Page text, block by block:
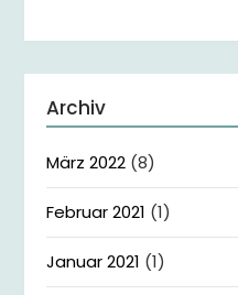
Archiv
März 2022 (8)
Februar 2021 (1)
Januar 2021 (1)